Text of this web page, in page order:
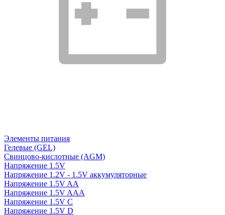
Элементы питания
Гелевые (GEL)
Свинцово-кислотные (AGM)
Напряжение 1.5V
Напряжение 1.2V - 1.5V аккумуляторные
Напряжение 1.5V AA
Напряжение 1.5V AAA
Напряжение 1.5V C
Напряжение 1.5V D